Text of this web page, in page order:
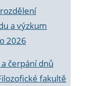
a výzkum
2026
čerpání dnů
fakultě